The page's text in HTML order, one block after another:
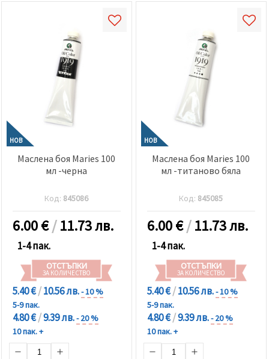
НОВ
Маслена боя Maries 100
мл -черна
Код: 845086
6.00€/11.73 лв.
1-4 пак.
ОТСТЪПКИ
ЗА КОЛИЧЕСТВО
5.40 €/10.56 лв.- 10 %
5-9 пак.
4.80 €/9.39 лв.- 20 %
10 пак. +
НОВ
Маслена боя Maries 100
мл -титаново бяла
Код: 845085
6.00€/11.73 лв.
1-4 пак.
ОТСТЪПКИ
ЗА КОЛИЧЕСТВО
5.40 €/10.56 лв.- 10 %
5-9 пак.
4.80 €/9.39 лв.- 20 %
10 пак. +